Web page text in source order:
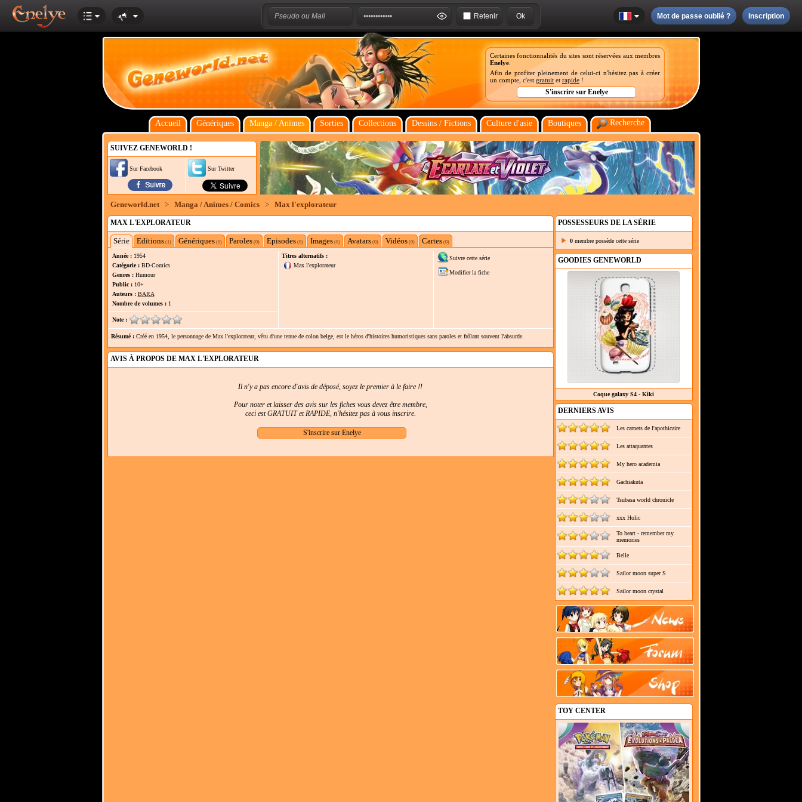
Retenir Mot de passe oublié ? Inscription
Certaines fonctionnalités du sites sont réservées aux membres
Enelye
Afin de profiter pleinement de celui-ci n'hésitez pas à créer
un compte, c'est gratuit et rapide !
Accueil Génériques Manga / Animes Sorties Collections Dessins / Fictions Culture d'asie Boutiques Recherche
SUIVEZ GENEWORLD !
Sur Facebook Sur Twitter
Geneworld.net > Manga / Animes / Comics > Max l'explorateur
MAX L'EXPLORATEUR
Série Editions(1) Génériques(0) Paroles(0) Episodes(0) Images(0) Avatars(0) Vidéos(0) Cartes(0)
Année :1954
Catégorie :BD-Comics
Genres :Humour
Public :10+
Auteurs : BARA
Nombre de volumes :1
Note :
Titres alternatifs :
Max l'explorateur
Suivre cette série
Modifier la fiche
Résumé :Créé en 1954, le personnage de Max l'explorateur, vêtu d'une tenue de colon belge, est le héros d'histoires humoristiques sans paroles et frôlant souvent l'absurde.
AVIS À PROPOS DE MAX L'EXPLORATEUR
Il n'y a pas encore d'avis de déposé, soyez le premier à le faire !!
Pour noter et laisser des avis sur les fiches vous devez être membre,
ceci est GRATUIT et RAPIDE, n'hésitez pas à vous inscrire.
POSSESSEURS DE LA SÉRIE
0 membre possède cette série
GOODIES GENEWORLD
Coque galaxy S4 - Kiki
DERNIERS AVIS
Les carnets de l'apothicaire
Les attaquantes
My hero academia
Gachiakuta
Tsubasa world chronicle
xxx Holic
To heart - remember my
memories
Belle
Sailor moon super S
Sailor moon crystal
TOY CENTER